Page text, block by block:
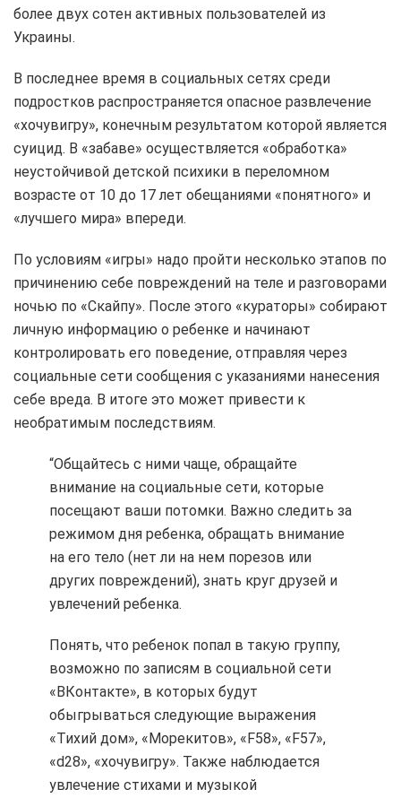
более двух сотен активных пользователей из
Украины.
В последнее время в социальных сетях среди
подростков распространяется опасное развлечение
«хочувигру», конечным результатом которой является
суицид. В «забаве» осуществляется «обработка»
неустойчивой детской психики в переломном
возрасте от 10 до 17 лет обещаниями «понятного» и
«лучшего мира» впереди.
По условиям «игры» надо пройти несколько этапов по
причинению себе повреждений на теле и разговорами
ночью по «Скайпу». После этого «кураторы» собирают
личную информацию о ребенке и начинают
контролировать его поведение, отправляя через
социальные сети сообщения с указаниями нанесения
себе вреда. В итоге это может привести к
необратимым последствиям.
“Общайтесь с ними чаще, обращайте
внимание на социальные сети, которые
посещают ваши потомки. Важно следить за
режимом дня ребенка, обращать внимание
на его тело (нет ли на нем порезов или
других повреждений), знать круг друзей и
увлечений ребенка.
Понять, что ребенок попал в такую ​​группу,
возможно по записям в социальной сети
«ВКонтакте», в которых будут
обыгрываться следующие выражения
«Тихий дом», «Морекитов», «F58», «F57»,
«d28», «хочувигру». Также наблюдается
увлечение стихами и музыкой